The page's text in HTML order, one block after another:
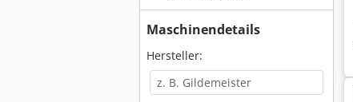
Maschinendetails
Hersteller: